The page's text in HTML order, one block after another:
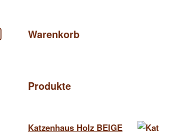
Warenkorb
Produkte
Katzenhaus Holz BEIGE